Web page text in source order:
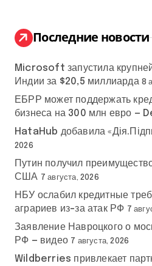
:
Последние новости
Microsoft запустила
Индии за $20,5 миллиарда 8
ЕБРР может поддержать
бизнеса на 300 млн евро —
HataHub добавила
2026
Путин получил
США 7 августа, 2026
НБУ ослабил кредитные
аграриев из-за атак РФ 7
Заявление Навроцкого о
РФ — видео 7 августа, 2026
Wildberries привлекает